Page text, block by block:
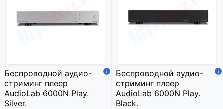
Беспроводной аудио-
стриминг плеер
AudioLab 6000N Play.
Silver.
Беспроводной аудио-
стриминг плеер
AudioLab 6000N Play.
Black.